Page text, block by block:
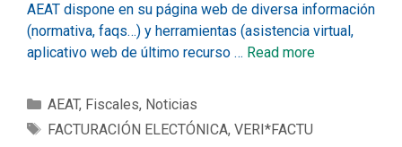
AEAT dispone en su página web de diversa información
(normativa, faqs…) y herramientas (asistencia virtual,
aplicativo web de último recurso … Read more
AEAT, Fiscales, Noticias
FACTURACIÓN ELECTÓNICA, VERI*FACTU